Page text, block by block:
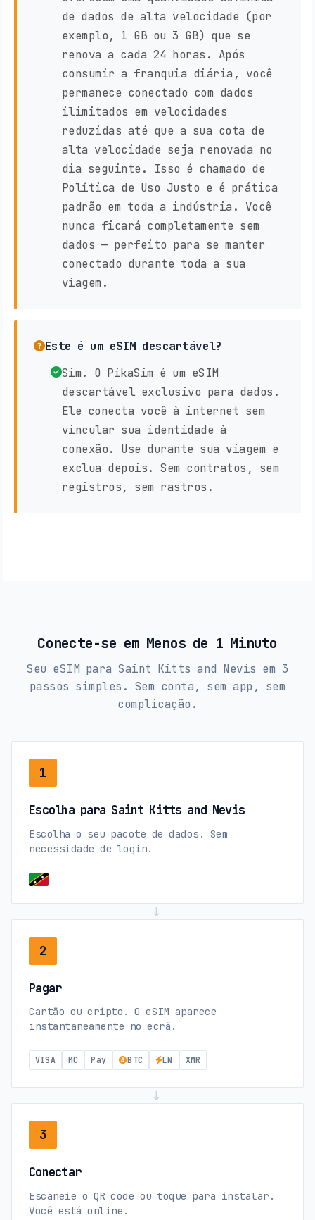
de dados de alta velocidade (por
exemplo, 1 GB ou 3 GB) que se
renova a cada 24 horas. Após
consumir a franquia diária, você
permanece conectado com dados
ilimitados em velocidades
reduzidas até que a sua cota de
alta velocidade seja renovada no
dia seguinte. Isso é chamado de
Política de Uso Justo e é prática
padrão em toda a indústria. Você
nunca ficará completamente sem
dados — perfeito para se manter
conectado durante toda a sua
viagem.
Este é um eSIM descartável?
Sim. O PikaSim é um eSIM
descartável exclusivo para dados.
Ele conecta você à internet sem
vincular sua identidade à
conexão. Use durante sua viagem e
exclua depois. Sem contratos, sem
registros, sem rastros.
Conecte-se em Menos de 1 Minuto
Seu eSIM para Saint Kitts and Nevis em 3
passos simples. Sem conta, sem app, sem
complicação.
1
Escolha para Saint Kitts and Nevis
Escolha o seu pacote de dados. Sem
necessidade de login.
2
Pagar
Cartão ou cripto. O eSIM aparece
instantaneamente no ecrã.
VISA MC Pay BTC LN XMR
→
3
Conectar
Escaneie o QR code ou toque para instalar.
Você está online.